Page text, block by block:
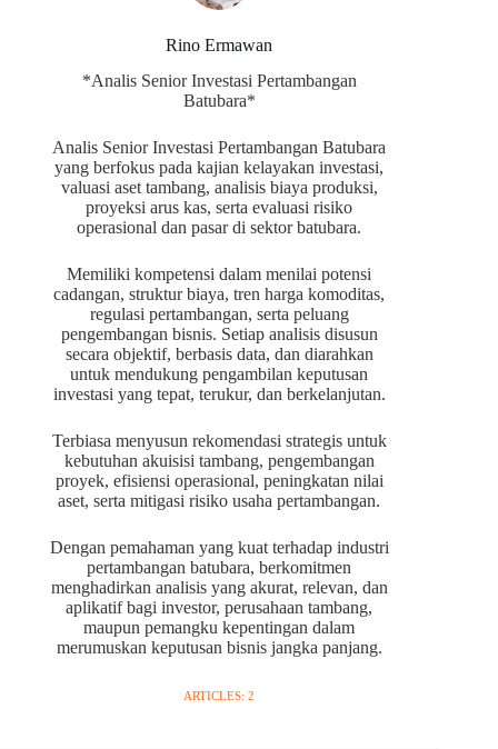
Rino Ermawan
*Analis Senior Investasi Pertambangan
Batubara*
Analis Senior Investasi Pertambangan Batubara
yang berfokus pada kajian kelayakan investasi,
valuasi aset tambang, analisis biaya produksi,
proyeksi arus kas, serta evaluasi risiko
operasional dan pasar di sektor batubara.
Memiliki kompetensi dalam menilai potensi
cadangan, struktur biaya, tren harga komoditas,
regulasi pertambangan, serta peluang
pengembangan bisnis. Setiap analisis disusun
secara objektif, berbasis data, dan diarahkan
untuk mendukung pengambilan keputusan
investasi yang tepat, terukur, dan berkelanjutan.
Terbiasa menyusun rekomendasi strategis untuk
kebutuhan akuisisi tambang, pengembangan
proyek, efisiensi operasional, peningkatan nilai
aset, serta mitigasi risiko usaha pertambangan.
Dengan pemahaman yang kuat terhadap industri
pertambangan batubara, berkomitmen
menghadirkan analisis yang akurat, relevan, dan
aplikatif bagi investor, perusahaan tambang,
maupun pemangku kepentingan dalam
merumuskan keputusan bisnis jangka panjang.
ARTICLES: 2